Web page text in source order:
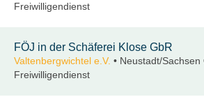
Freiwilligendienst
FÖJ in der Schäferei Klose GbR
Valtenbergwichtel e.V. • Neustadt/
Freiwilligendienst